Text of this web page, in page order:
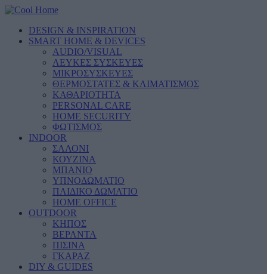
DESIGN & INSPIRATION
SMART HOME & DEVICES
AUDIO/VISUAL
ΛΕΥΚΕΣ ΣΥΣΚΕΥΕΣ
ΜΙΚΡΟΣΥΣΚΕΥΕΣ
ΘΕΡΜΟΣΤΑΤΕΣ & ΚΛΙΜΑΤΙΣΜΟΣ
ΚΑΘΑΡΙΟΤΗΤΑ
PERSONAL CARE
HOME SECURITY
ΦΩΤΙΣΜΟΣ
INDOOR
ΣΑΛΟΝΙ
ΚΟΥΖΙΝΑ
ΜΠΑΝΙΟ
ΥΠΝΟΔΩΜΑΤΙΟ
ΠΑΙΔΙΚΟ ΔΩΜΑΤΙΟ
HOME OFFICE
OUTDOOR
ΚΗΠΟΣ
ΒΕΡΑΝΤΑ
ΠΙΣΙΝΑ
ΓΚΑΡΑΖ
DIY & GUIDES